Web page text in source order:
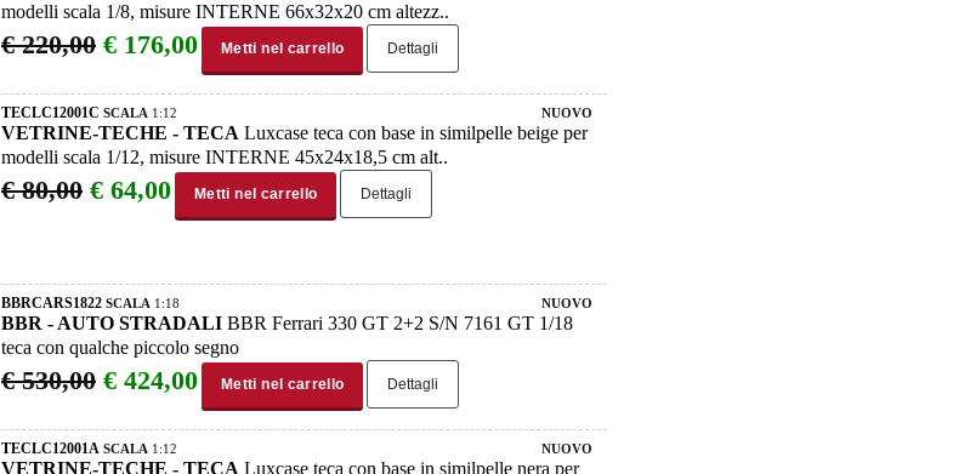
modelli scala 1/8, misure INTERNE 66x32x20 cm altezz..
€ 220,00 € 176,00 Metti nel carrello Dettagli
TECLC12001C SCALA 1:12 NUOVO
VETRINE-TECHE - TECA Luxcase teca con base in similpelle beige per
modelli scala 1/12, misure INTERNE 45x24x18,5 cm alt..
€ 80,00 € 64,00 Metti nel carrello Dettagli
BBRCARS1822 SCALA 1:18 NUOVO
BBR - AUTO STRADALI BBR Ferrari 330 GT 2+2 S/N 7161 GT 1/18
teca con qualche piccolo segno
€ 530,00 € 424,00 Metti nel carrello Dettagli
TECLC12001A SCALA 1:12 NUOVO
VETRINE-TECHE - TECA Luxcase teca con base in similpelle nera per